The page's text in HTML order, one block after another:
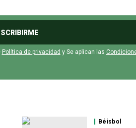
Política de privacidad y Se aplican las
Béisbol